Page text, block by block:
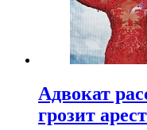
Адвокат
грозит